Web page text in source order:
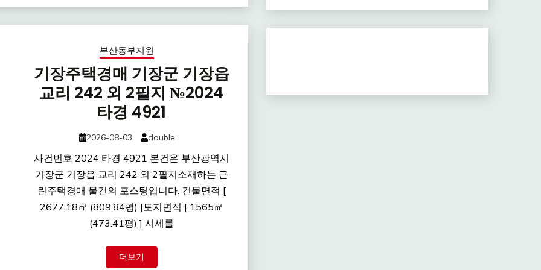
부산동부지원
기장주택경매 기장군 기장읍
교리 242 외 2필지 №2024
타경 4921
2026-08-03 double
사건번호 2024 타경 4921 본건은 부산광역시
기장군 기장읍 교리 242 외 2필지소재하는 근
린주택경매 물건의 포스팅입니다. 건물면적 [
2677.18㎡ (809.84평) ]토지면적 [ 1565㎡
(473.41평) ] 시세를
더보기